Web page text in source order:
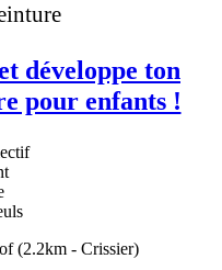
développe ton
pour enfants !
(2.2km - Crissier)